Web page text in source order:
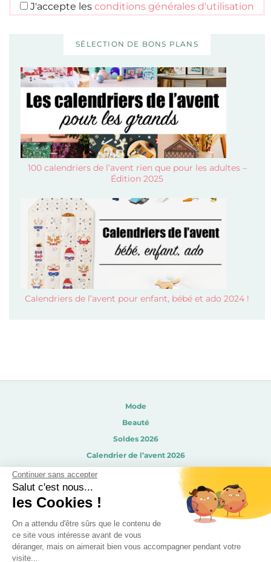
Continuer sans accepter
Salut c'est nous...
les Cookies !
On a attendu d'être sûrs que le contenu de
ce site vous intéresse avant de vous
déranger, mais on aimerait bien vous accompagner pendant votre
visite...
J'accepte les conditions générales d'utilisation
SÉLECTION DE BONS PLANS
100 calendriers de l’avent rien que pour les adultes –
Édition 2025
Calendriers de l’avent pour enfant, bébé et ado 2024 !
Mode
Beauté
Soldes 2026
Calendrier de l’avent 2026
Calendrier de l’avent beauté 2026
Disneyland Paris pas cher
Sorties / Voyages
Gourmandises